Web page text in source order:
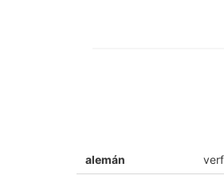
alemán